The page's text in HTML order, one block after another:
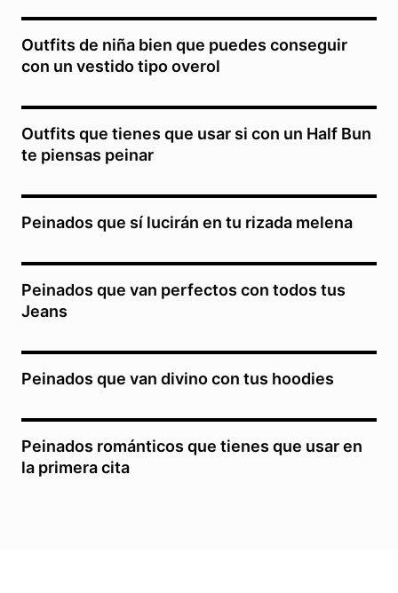
Outfits de niña bien que puedes conseguir
con un vestido tipo overol
Outfits que tienes que usar si con un Half Bun
te piensas peinar
Peinados que sí lucirán en tu rizada melena
Peinados que van perfectos con todos tus
Jeans
Peinados que van divino con tus hoodies
Peinados románticos que tienes que usar en
la primera cita